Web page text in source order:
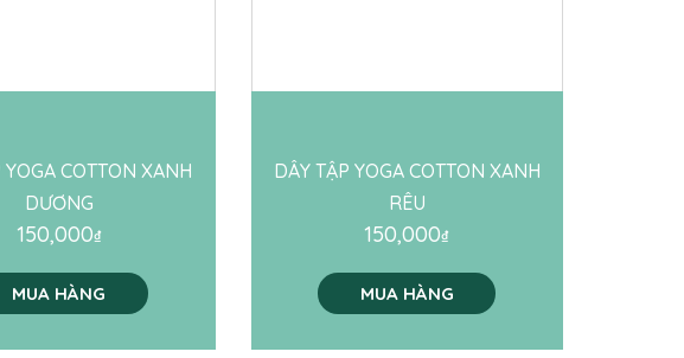
YOGA COTTON XANH
DƯƠNG
150,000₫
MUA HÀNG
DÂY TẬP YOGA COTTON XANH
RÊU
150,000₫
MUA HÀNG